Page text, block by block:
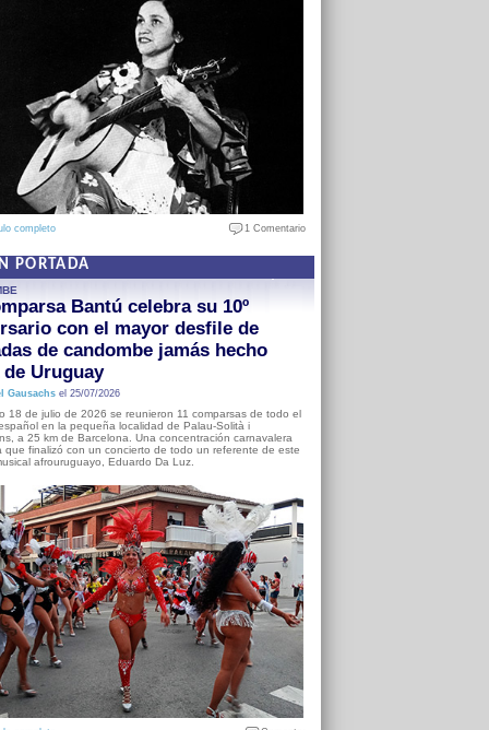
completo 1 Comentario
PORTADA
Bantú celebra su 10º
con el mayor desfile de
de candombe jamás hecho
Uruguay
Gausachsel 25/07/2026
18 de julio de 2026 se reunieron 11 comparsas de todo el
en la pequeña localidad de Palau-Solità i
a 25 km de Barcelona. Una concentración carnavalera
que finalizó con un concierto de todo un referente de este
afrouruguayo, Eduardo Da Luz.